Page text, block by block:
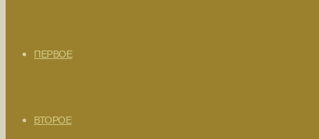
ПЕРВОЕ
ВТОРОЕ